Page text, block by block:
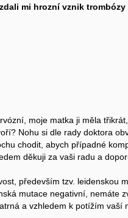
mi hrozní vznik
moje matka ji měla
Nohu si dle rady doktora
chodit, abych případné
děkuji za vaši radu a
především tzv. leidenskou
mutace negativní, nemáte
a vzhledem k potížím vaší